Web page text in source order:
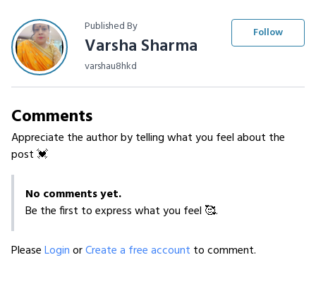
Published By
Varsha Sharma
varshau8hkd
Follow
Comments
Appreciate the author by telling what you feel about the
post 💓
No comments yet.
Be the first to express what you feel 🥰.
PleaseLoginorCreate a free account to comment.